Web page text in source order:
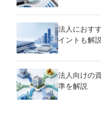
法人におす
イントも解
法人向けの
準を解説